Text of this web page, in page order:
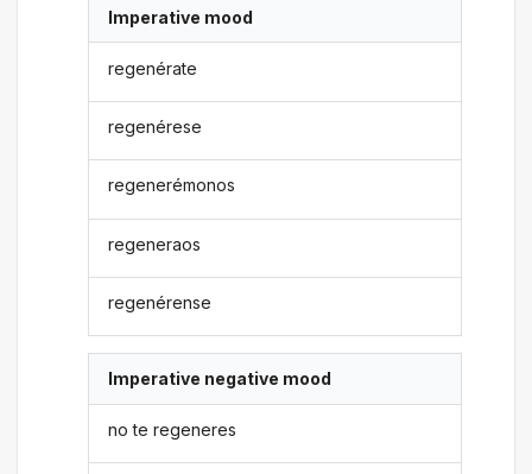
Imperative mood
regenérate
regenérese
regenerémonos
regeneraos
regenérense
Imperative negative mood
no te regeneres